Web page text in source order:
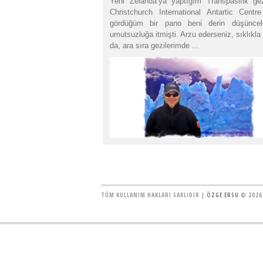
Christchurch International Antartic
gördüğüm bir pano beni derin
umutsuzluğa itmişti. Arzu ederseniz, sıklıkla
da, ara sıra gezilerimde ...
TÜM KULLANIM HAKLARI SAKLIDIR | ÖZGE ERSU © 2026